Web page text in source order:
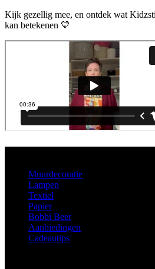
Kijk gezellig mee, en ontdek wat
kan betekenen 💛
Muurdecoratie
Lampen
Textiel
Papier
Bobbi Beer
Aanbiedingen
Cadeautips